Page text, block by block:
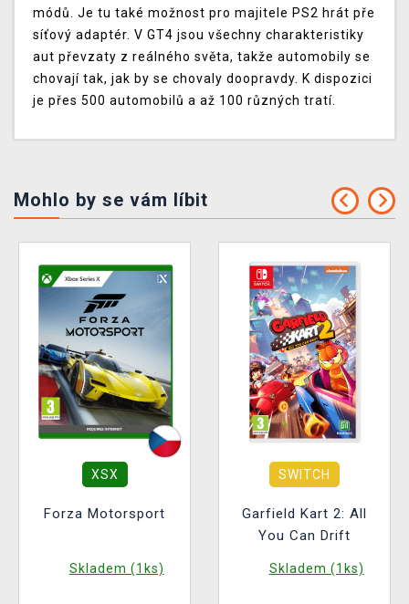
módů. Je tu také možnost pro majitele PS2 hrát pře
síťový adaptér. V GT4 jsou všechny charakteristiky
aut převzaty z reálného světa, takže automobily se
chovají tak, jak by se chovaly doopravdy. K dispozici
je přes 500 automobilů a až 100 různých tratí.
Mohlo by se vám líbit
XSX
Forza Motorsport
Skladem (1ks)
SWITCH
Garfield Kart 2: All
You Can Drift
Skladem (1ks)